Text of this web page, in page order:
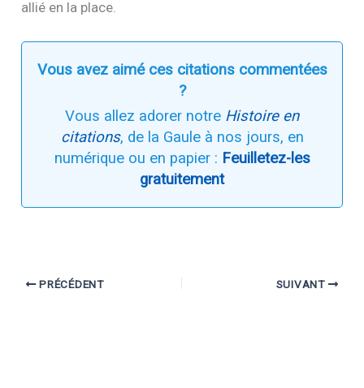
allié en la place.
Vous avez aimé ces citations commentées
?
Vous allez adorer notre Histoire en
citations, de la Gaule à nos jours, en
numérique ou en papier : Feuilletez-les
gratuitement
PRÉCÉDENT SUIVANT